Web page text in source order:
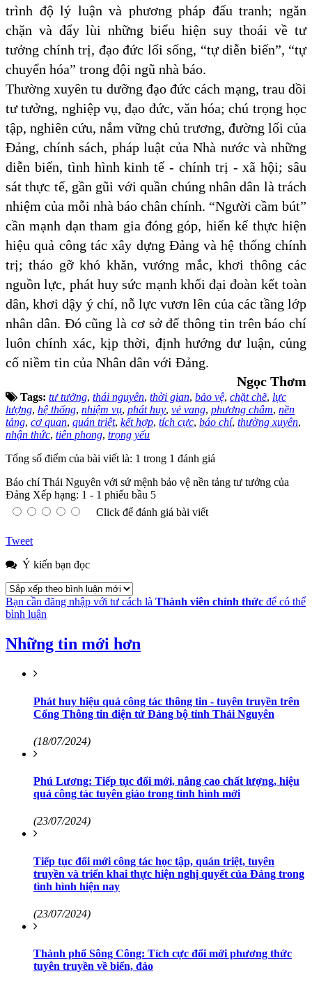
trình độ lý luận và phương pháp đấu tranh; ngăn
chặn và đẩy lùi những biểu hiện suy thoái về tư
tưởng chính trị, đạo đức lối sống, “tự diễn biến”, “tự
chuyển hóa” trong đội ngũ nhà báo.
Thường xuyên tu dưỡng đạo đức cách mạng, trau dồi
tư tưởng, nghiệp vụ, đạo đức, văn hóa; chú trọng học
tập, nghiên cứu, nắm vững chủ trương, đường lối của
Đảng, chính sách, pháp luật của Nhà nước và những
diễn biến, tình hình kinh tế - chính trị - xã hội; sâu
sát thực tế, gần gũi với quần chúng nhân dân là trách
nhiệm của mỗi nhà báo chân chính. “Người cầm bút”
cần mạnh dạn tham gia đóng góp, hiến kế thực hiện
hiệu quả công tác xây dựng Đảng và hệ thống chính
trị; tháo gỡ khó khăn, vướng mắc, khơi thông các
nguồn lực, phát huy sức mạnh khối đại đoàn kết toàn
dân, khơi dậy ý chí, nỗ lực vươn lên của các tầng lớp
nhân dân. Đó cũng là cơ sở để thông tin trên báo chí
luôn chính xác, kịp thời, định hướng dư luận, củng
cố niềm tin của Nhân dân với Đảng.
Ngọc Thơm
Tags: tư tưởng, thái nguyên, thời gian, bảo vệ, chặt chẽ, lực
lượng, hệ thống, nhiệm vụ, phát huy, vẻ vang, phương châm, nền
tảng, cơ quan, quán triệt, kết hợp, tích cực, báo chí, thường xuyên,
nhận thức, tiên phong, trọng yếu
Tổng số điểm của bài viết là: 1 trong 1 đánh giá
Báo chí Thái Nguyên với sứ mệnh bảo vệ nền tảng tư tưởng của
Đảng Xếp hạng: 1 - 1 phiếu bầu 5
Click để đánh giá bài viết
Tweet
Ý kiến bạn đọc
Bạn cần đăng nhập với tư cách là Thành viên chính thức để có thể
bình luận
Những tin mới hơn
Phát huy hiệu quả công tác thông tin - tuyên truyền trên
Cổng Thông tin điện tử Đảng bộ tỉnh Thái Nguyên
(18/07/2024)
Phú Lương: Tiếp tục đổi mới, nâng cao chất lượng, hiệu
quả công tác tuyên giáo trong tình hình mới
(23/07/2024)
Tiếp tục đổi mới công tác học tập, quán triệt, tuyên
truyền và triển khai thực hiện nghị quyết của Đảng trong
tình hình hiện nay
(23/07/2024)
Thành phố Sông Công: Tích cực đổi mới phương thức
tuyên truyền về biển, đảo